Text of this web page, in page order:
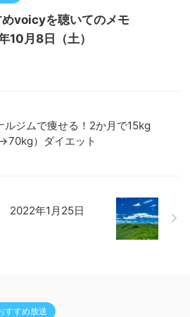
めvoicyを聴いてのメモ
10月8日（土）
ルジムで痩せる！2か月で15kg
）ダイエット
2022年1月25日
すすめ放送